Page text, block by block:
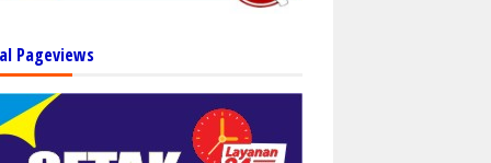
Pageviews